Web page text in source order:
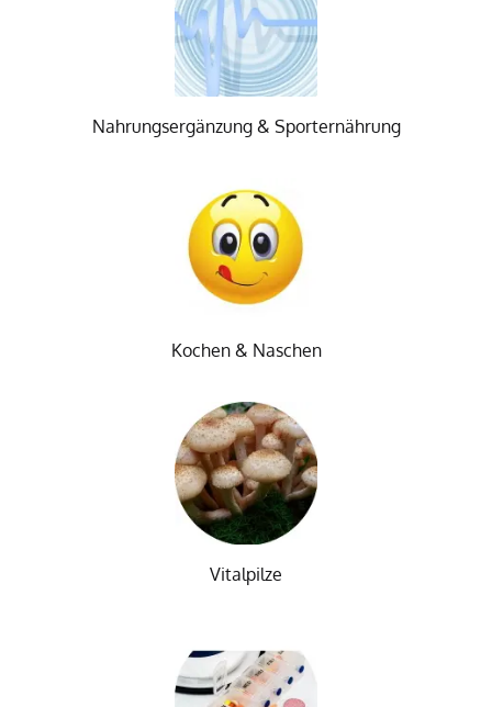
Nahrungsergänzung & Sporternährung
Kochen & Naschen
Vitalpilze